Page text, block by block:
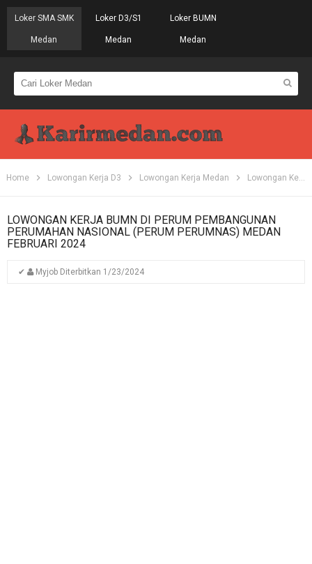
Loker SMA SMK
Medan
Loker D3/S1
Medan
Loker BUMN
Medan
Home Lowongan Kerja D3 Lowongan Kerja Medan Lowongan Kerja SMK
LOWONGAN KERJA BUMN DI PERUM PEMBANGUNAN
PERUMAHAN NASIONAL (PERUM PERUMNAS) MEDAN
FEBRUARI 2024
✔ Myjob Diterbitkan 1/23/2024